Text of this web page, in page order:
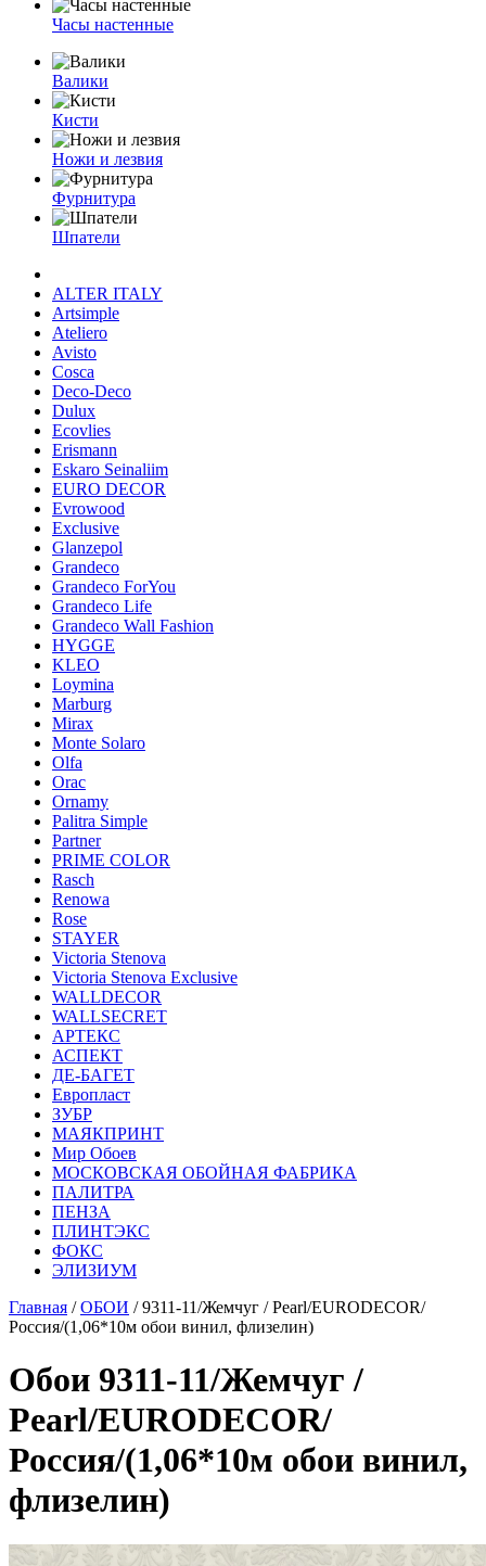
Часы настенные
Валики
Кисти
Ножи и лезвия
Фурнитура
Шпатели
ALTER ITALY
Artsimple
Ateliero
Avisto
Cosca
Deco-Deco
Dulux
Ecovlies
Erismann
Eskaro Seinaliim
EURO DECOR
Evrowood
Exclusive
Glanzepol
Grandeco
Grandeco ForYou
Grandeco Life
Grandeco Wall Fashion
HYGGE
KLEO
Loymina
Marburg
Mirax
Monte Solaro
Olfa
Orac
Ornamy
Palitra Simple
Partner
PRIME COLOR
Rasch
Renowa
Rose
STAYER
Victoria Stenova
Victoria Stenova Exclusive
WALLDECOR
WALLSECRET
АРТЕКС
АСПЕКТ
ДЕ-БАГЕТ
Европласт
ЗУБР
МАЯКПРИНТ
Мир Обоев
МОСКОВСКАЯ ОБОЙНАЯ ФАБРИКА
ПАЛИТРА
ПЕНЗА
ПЛИНТЭКС
ФОКС
ЭЛИЗИУМ
Главная /ОБОИ / 9311-11/Жемчуг / Pearl/EURODECOR/
Россия/(1,06*10м обои винил, флизелин)
Обои 9311-11/Жемчуг /
Pearl/EURODECOR/
Россия/(1,06*10м обои винил,
флизелин)